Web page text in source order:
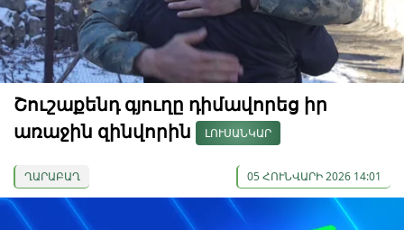
Շուշաքենդ գյուղը դիմավորեց իր
առաջին զինվորին
ԼՈՒՍԱՆԿԱՐ
ՂԱՐԱԲԱՂ 05 ՀՈՒՆՎԱՐԻ 2026 14:01